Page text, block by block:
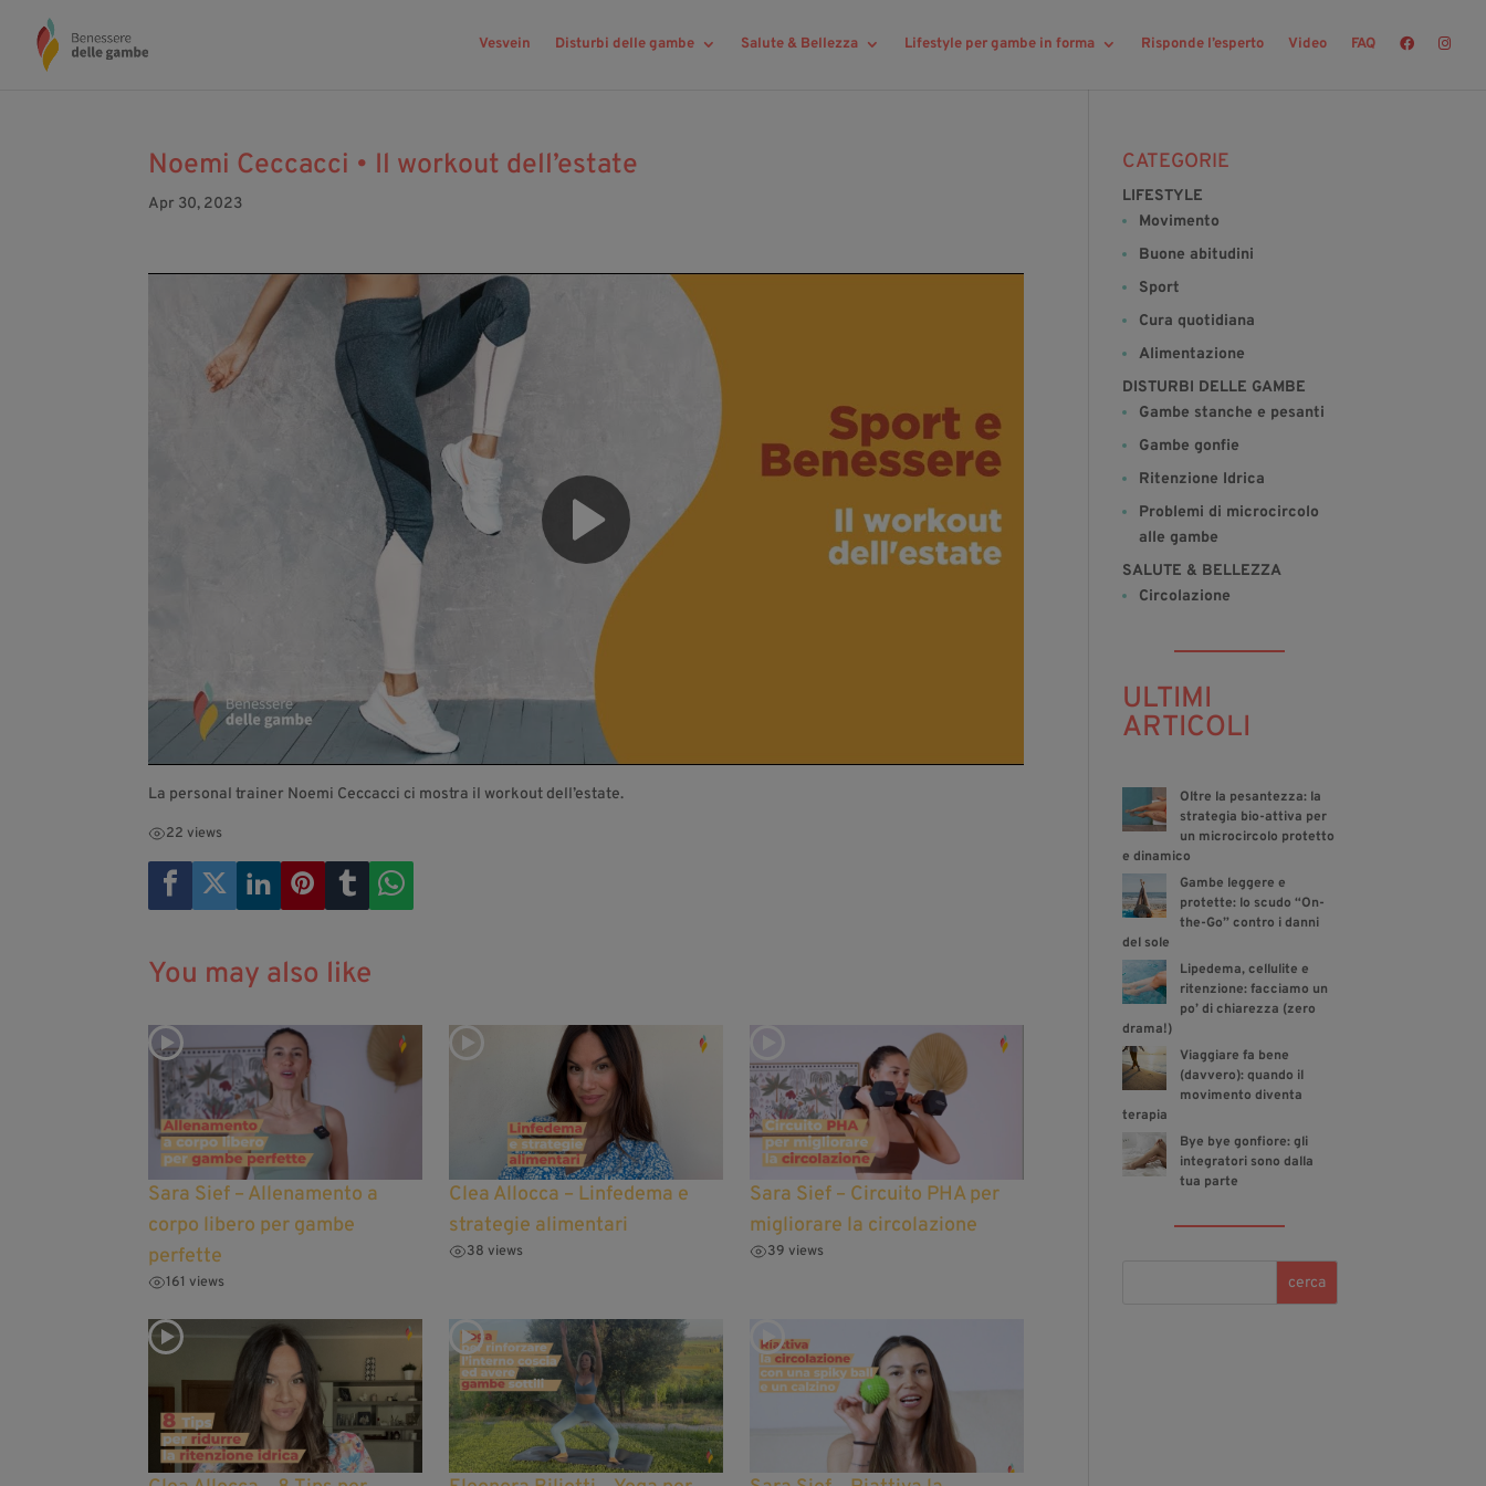
Vesvein Disturbi delle gambe Salute & Bellezza Lifestyle per gambe in forma Risponde l’esperto Video FAQ
Noemi Ceccacci • Il workout dell’estate
Apr 30, 2023
La personal trainer Noemi Ceccacci ci mostra il workout dell’estate.
22 views
You may also like
Sara Sief – Allenamento a
corpo libero per gambe
perfette
161 views
Clea Allocca – Linfedema e
strategie alimentari
38 views
Sara Sief – Circuito PHA per
migliorare la circolazione
39 views
CATEGORIE
LIFESTYLE
Movimento
Buone abitudini
Sport
Cura quotidiana
Alimentazione
DISTURBI DELLE GAMBE
Gambe stanche e pesanti
Gambe gonfie
Ritenzione Idrica
Problemi di microcircolo
alle gambe
SALUTE & BELLEZZA
Circolazione
ULTIMI
ARTICOLI
Oltre la pesantezza: la
strategia bio-attiva per
un microcircolo protetto
e dinamico
Gambe leggere e
protette: lo scudo “On-
the-Go” contro i danni
del sole
Lipedema, cellulite e
ritenzione: facciamo un
po’ di chiarezza (zero
drama!)
Viaggiare fa bene
(davvero): quando il
movimento diventa
terapia
Bye bye gonfiore: gli
integratori sono dalla
tua parte
cerca